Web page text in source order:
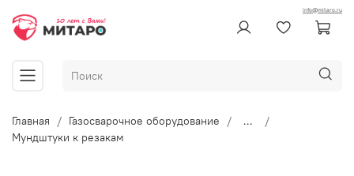
info@mitaro.ru
Главная Газосварочное оборудование
...
Мундштуки к резакам